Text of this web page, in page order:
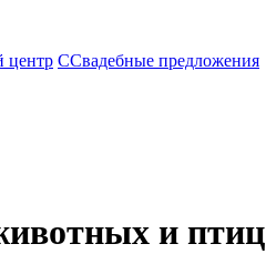
центр ССвадебные предложения
и птиц